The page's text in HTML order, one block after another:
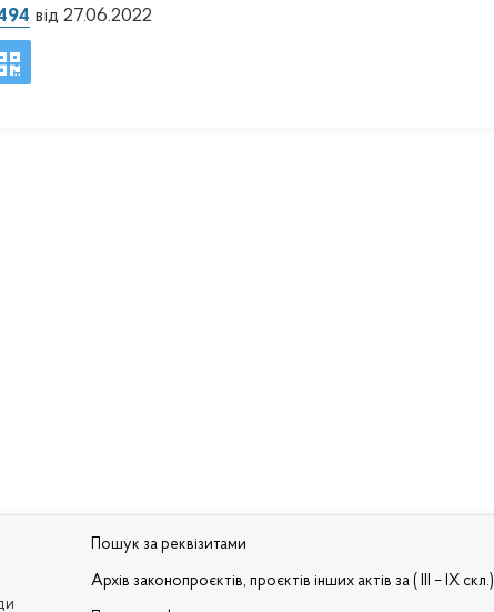
від 27.06.2022
Пошук за реквізитами
Архів законопроєктів, проєктів інших актів за ( III – IX скл.)